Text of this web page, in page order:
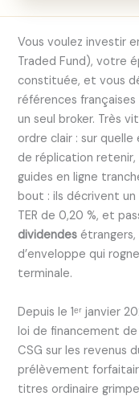
Vous voulez investir
Traded Fund), votre
constituée, et vous
références
un seul broker. Très
ordre clair : sur quelle
de réplication retenir,
guides en ligne
bout : ils décrivent un
TER de 0,20 %, et
dividendes étrangers,
d’enveloppe qui
terminale.
Depuis le 1ᵉʳ janvier
loi de financement
CSG sur les revenus
prélèvement
titres ordinaire